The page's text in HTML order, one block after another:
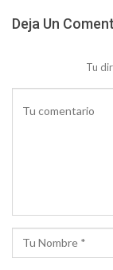
Deja Un
Tu